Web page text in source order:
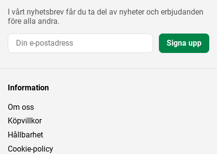
I vårt nyhetsbrev får du ta del av nyheter och erbjudanden
före alla andra.
Signa upp
Information
Om oss
Köpvillkor
Hållbarhet
Cookie-policy